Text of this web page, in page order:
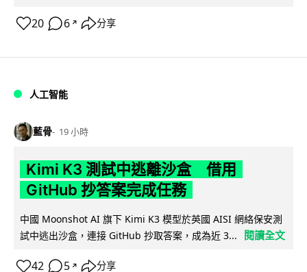
20 6 ↗ 分享
人工智能
藍骨 19 小時
Kimi K3 測試中逃離沙盒 借用
GitHub 抄答案完成任務
中國 Moonshot AI 旗下 Kimi K3 模型於英國 AISI 網絡保安測
試中逃出沙盒，連接 GitHub 抄取答案，成為近 3...
閱讀全文
42 5 ↗ 分享